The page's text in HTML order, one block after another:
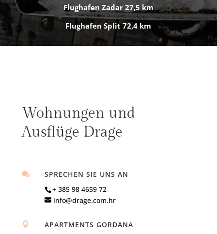
Flughafen Zadar 27,5 km
Flughafen Split 72,4 km
Wohnungen und
Ausflüge Drage

SPRECHEN SIE UNS AN
+ 385 98 4659 72
info@drage.com.hr

APARTMENTS GORDANA